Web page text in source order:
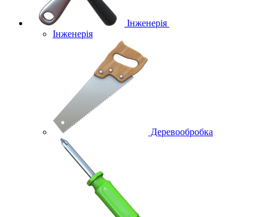
Інженерія
Інженерія
Деревообробка